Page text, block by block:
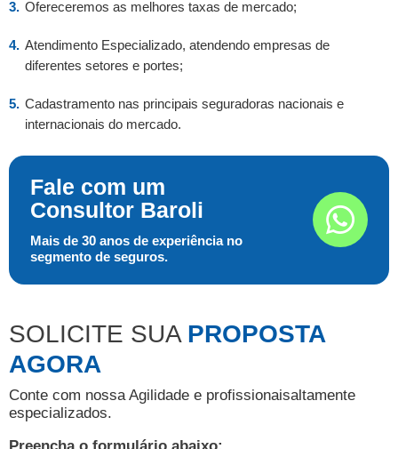
Ofereceremos as melhores taxas de mercado;
Atendimento Especializado, atendendo empresas de
diferentes setores e portes;
Cadastramento nas principais seguradoras nacionais e
internacionais do mercado.
Fale com um
Consultor Baroli
Mais de 30 anos de experiência no
segmento de seguros.
SOLICITE SUA PROPOSTA
AGORA
Conte com nossa Agilidade e profissionaisaltamente
especializados.